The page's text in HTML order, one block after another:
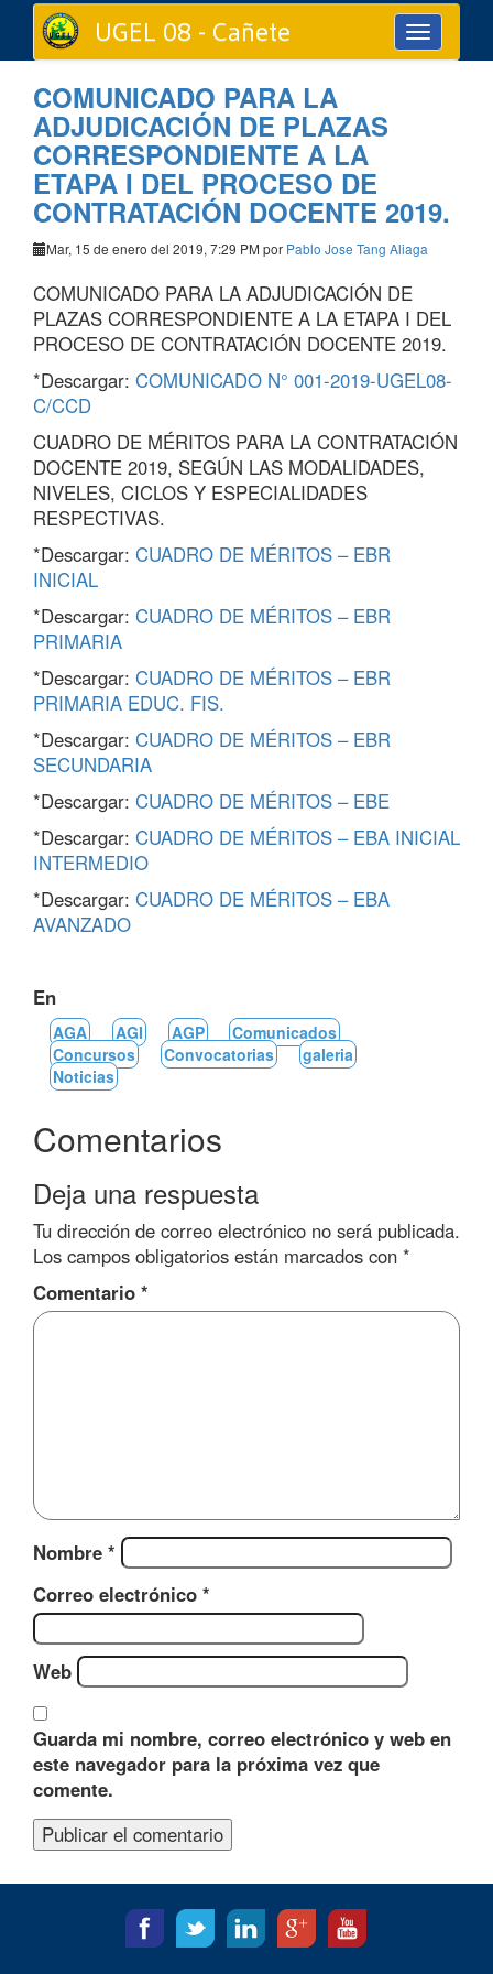
Toggle
navigation
UGEL 08 - Cañete
COMUNICADO PARA LA
ADJUDICACIÓN DE PLAZAS
CORRESPONDIENTE A LA
ETAPA I DEL PROCESO DE
CONTRATACIÓN DOCENTE 2019.
Mar, 15 de enero del 2019, 7:29 PM por Pablo Jose Tang Aliaga
COMUNICADO PARA LA ADJUDICACIÓN DE
PLAZAS CORRESPONDIENTE A LA ETAPA I DEL
PROCESO DE CONTRATACIÓN DOCENTE 2019.
*Descargar: COMUNICADO N° 001-2019-UGEL08-
C/CCD
CUADRO DE MÉRITOS PARA LA CONTRATACIÓN
DOCENTE 2019, SEGÚN LAS MODALIDADES,
NIVELES, CICLOS Y ESPECIALIDADES
RESPECTIVAS.
*Descargar: CUADRO DE MÉRITOS – EBR
INICIAL
*Descargar: CUADRO DE MÉRITOS – EBR
PRIMARIA
*Descargar: CUADRO DE MÉRITOS – EBR
PRIMARIA EDUC. FIS.
*Descargar: CUADRO DE MÉRITOS – EBR
SECUNDARIA
*Descargar: CUADRO DE MÉRITOS – EBE
*Descargar: CUADRO DE MÉRITOS – EBA INICIAL
INTERMEDIO
*Descargar: CUADRO DE MÉRITOS – EBA
AVANZADO
En
AGA AGI AGP
Comunicados
Concursos
Convocatorias
galeria
Noticias
Comentarios
Deja una respuesta
Tu dirección de correo electrónico no será publicada.
Los campos obligatorios están marcados con *
Comentario *
Nombre *
Correo electrónico *
Web
Guarda mi nombre, correo electrónico y web en
este navegador para la próxima vez que
comente.